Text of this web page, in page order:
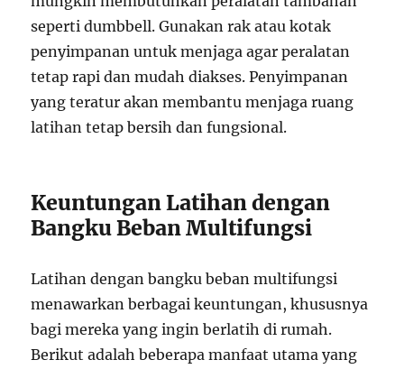
seperti dumbbell. Gunakan rak atau kotak
penyimpanan untuk menjaga agar peralatan
tetap rapi dan mudah diakses. Penyimpanan
yang teratur akan membantu menjaga ruang
latihan tetap bersih dan fungsional.
Keuntungan Latihan dengan
Bangku Beban Multifungsi
Latihan dengan bangku beban multifungsi
menawarkan berbagai keuntungan, khususnya
bagi mereka yang ingin berlatih di rumah.
Berikut adalah beberapa manfaat utama yang